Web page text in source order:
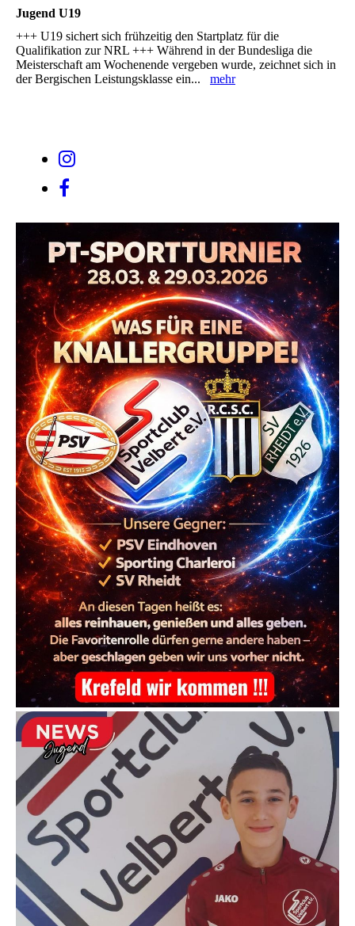
Jugend U19
+++ U19 sichert sich frühzeitig den Startplatz für die
Qualifikation zur NRL +++ Während in der Bundesliga die
Meisterschaft am Wochenende vergeben wurde, zeichnet sich in
der Bergischen Leistungsklasse ein... mehr